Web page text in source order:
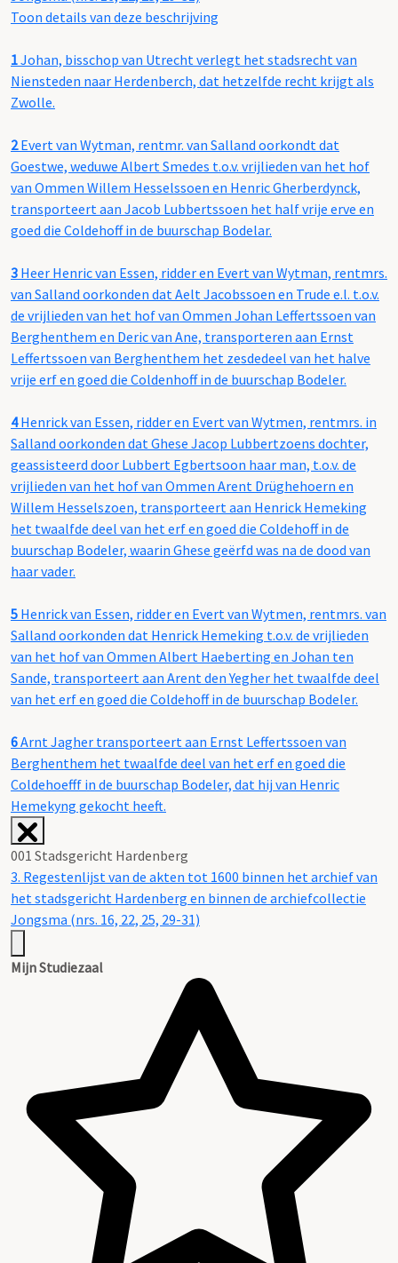
Toon details van deze beschrijving
1Johan, bisschop van Utrecht verlegt het stadsrecht van
Niensteden naar Herdenberch, dat hetzelfde recht krijgt als
Zwolle.
2Evert van Wytman, rentmr. van Salland oorkondt dat
Goestwe, weduwe Albert Smedes t.o.v. vrijlieden van het hof
van Ommen Willem Hesselssoen en Henric Gherberdynck,
transporteert aan Jacob Lubbertssoen het half vrije erve en
goed die Coldehoff in de buurschap Bodelar.
3 Heer Henric van Essen, ridder en Evert van Wytman, rentmrs.
van Salland oorkonden dat Aelt Jacobssoen en Trude e.l. t.o.v.
de vrijlieden van het hof van Ommen Johan Leffertssoen van
Berghenthem en Deric van Ane, transporteren aan Ernst
Leffertssoen van Berghenthem het zesdedeel van het halve
vrije erf en goed die Coldenhoff in de buurschap Bodeler.
4Henrick van Essen, ridder en Evert van Wytmen, rentmrs. in
Salland oorkonden dat Ghese Jacop Lubbertzoens dochter,
geassisteerd door Lubbert Egbertsoon haar man, t.o.v. de
vrijlieden van het hof van Ommen Arent Drüghehoern en
Willem Hesselszoen, transporteert aan Henrick Hemeking
het twaalfde deel van het erf en goed die Coldehoff in de
buurschap Bodeler, waarin Ghese geërfd was na de dood van
haar vader.
5 Henrick van Essen, ridder en Evert van Wytmen, rentmrs. van
Salland oorkonden dat Henrick Hemeking t.o.v. de vrijlieden
van het hof van Ommen Albert Haeberting en Johan ten
Sande, transporteert aan Arent den Yegher het twaalfde deel
van het erf en goed die Coldehoff in de buurschap Bodeler.
6Arnt Jagher transporteert aan Ernst Leffertssoen van
Berghenthem het twaalfde deel van het erf en goed die
Coldehoefff in de buurschap Bodeler, dat hij van Henric
Hemekyng gekocht heeft.
001 Stadsgericht Hardenberg
3. Regestenlijst van de akten tot 1600 binnen het archief van
het stadsgericht Hardenberg en binnen de archiefcollectie
Jongsma (nrs. 16, 22, 25, 29-31)
Mijn Studiezaal